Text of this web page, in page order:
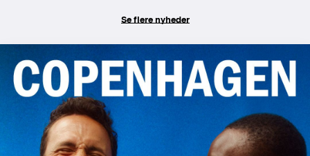
Se flere nyheder